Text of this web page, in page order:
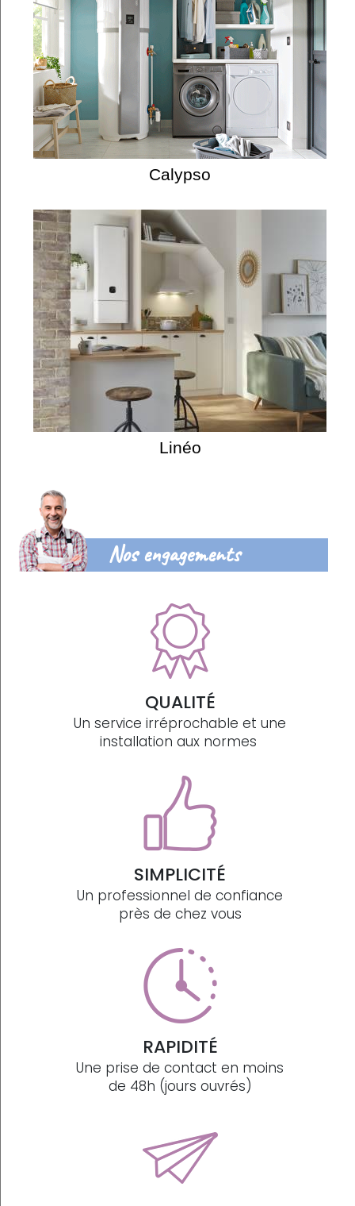
Calypso
Linéo
Nos engagements
QUALITÉ
Un service irréprochable et une
installation aux normes
SIMPLICITÉ
Un professionnel de confiance
près de chez vous
RAPIDITÉ
Une prise de contact en moins
de 48h (jours ouvrés)